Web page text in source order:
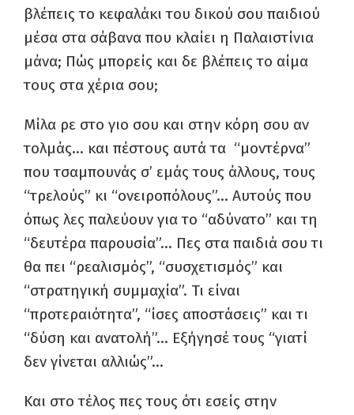
βλέπεις το κεφαλάκι του δικού σου παιδιού
μέσα στα σάβανα που κλαίει η Παλαιστίνια
μάνα; Πώς μπορείς και δε βλέπεις το αίμα
τους στα χέρια σου;
Μίλα ρε στο γιο σου και στην κόρη σου αν
τολμάς… και πέστους αυτά τα “μοντέρνα”
που τσαμπουνάς σ’ εμάς τους άλλους, τους
“τρελούς” κι “ονειροπόλους”… Αυτούς που
όπως λες παλεύουν για το “αδύνατο” και τη
“δευτέρα παρουσία”… Πες στα παιδιά σου τι
θα πει “ρεαλισμός”, “συσχετισμός” και
“στρατηγική συμμαχία”. Τι είναι
“προτεραιότητα”, “ίσες αποστάσεις” και τι
“δύση και ανατολή”… Εξήγησέ τους “γιατί
δεν γίνεται αλλιώς”…
Και στο τέλος πες τους ότι εσείς στην